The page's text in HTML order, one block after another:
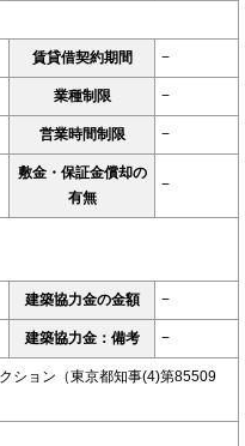
賃貸借契約期間 −
業種制限 −
営業時間制限 −
敷金・保証金償却の
有無
−
建築協力金の金額 −
建築協力金：備考 −
ション（東京都知事(4)第85509